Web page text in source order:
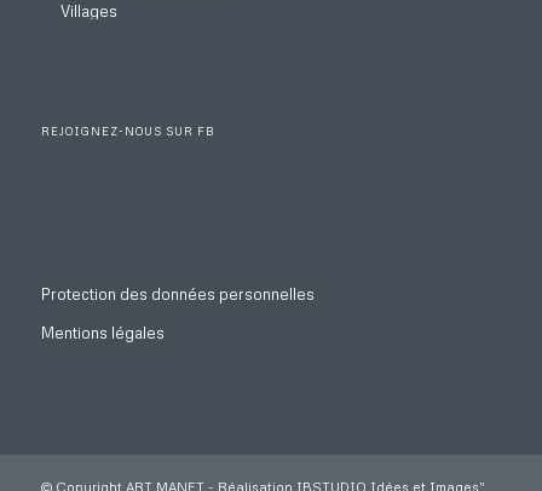
REJOIGNEZ-NOUS SUR FB
Protection des données personnelles
Mentions légales
© Copyright ART MANET - Réalisation IBSTUDIO Idées et Images"